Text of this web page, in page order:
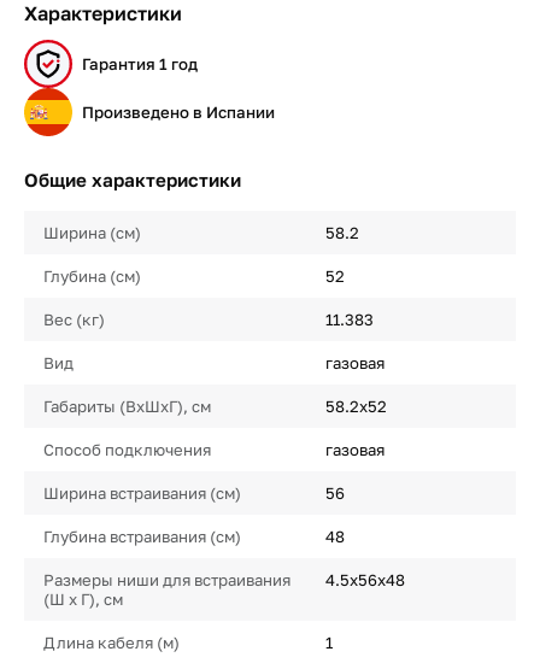
Характеристики
Гарантия 1 год
Произведено в Испании
Общие характеристики
Ширина (см) 58.2
Глубина (см) 52
Вес (кг) 11.383
Вид газовая
Габариты (ВхШхГ), см 58.2х52
Способ подключения газовая
Ширина встраивания (см) 56
Глубина встраивания (см) 48
Размеры ниши для встраивания
(Ш х Г), см
4.5х56х48
Длина кабеля (м) 1